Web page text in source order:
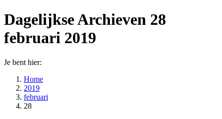
Dagelijkse Archieven 28
februari 2019
Je bent hier:
Home
2019
februari
28